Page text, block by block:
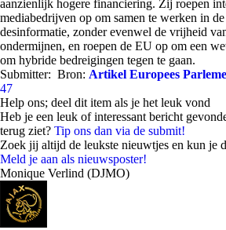
aanzienlijk hogere financiering. Zij roepen
mediabedrijven op om samen te werken in
desinformatie, zonder evenwel de vrijheid
ondermijnen, en roepen de EU op om een
om hybride bedreigingen tegen te gaan.
Submitter: Bron: Artikel Europees
47
Help ons; deel dit item als je het leuk vond
Heb je een leuk of interessant bericht
terug ziet? Tip ons dan via de submit!
Zoek jij altijd de leukste nieuwtjes en kun je
Meld je aan als nieuwsposter!
Monique Verlind (DJMO)